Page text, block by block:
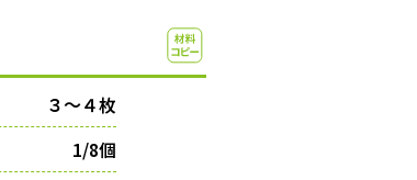
３〜４枚
1/8個